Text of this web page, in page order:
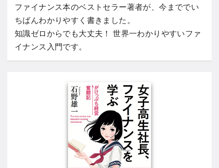
ファイナンス本のベストセラー著者が、今まででい
ちばんわかりやすく書きました。
知識ゼロからでも大丈夫！ 世界一わかりやすいファ
イナンス入門です。